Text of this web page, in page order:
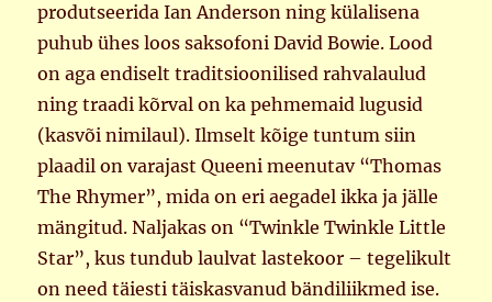
produtseerida Ian Anderson ning külalisena
puhub ühes loos saksofoni David Bowie. Lood
on aga endiselt traditsioonilised rahvalaulud
ning traadi kõrval on ka pehmemaid lugusid
(kasvõi nimilaul). Ilmselt kõige tuntum siin
plaadil on varajast Queeni meenutav “Thomas
The Rhymer”, mida on eri aegadel ikka ja jälle
mängitud. Naljakas on “Twinkle Twinkle Little
Star”, kus tundub laulvat lastekoor – tegelikult
on need täiesti täiskasvanud bändiliikmed ise.